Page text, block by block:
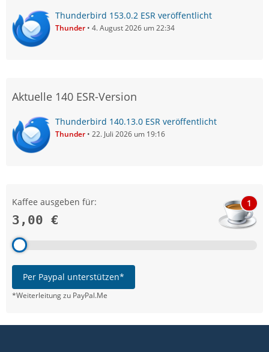
Thunderbird 153.0.2 ESR veröffentlicht
Thunder 4. August 2026 um 22:34
Aktuelle 140 ESR-Version
Thunderbird 140.13.0 ESR veröffentlicht
Thunder 22. Juli 2026 um 19:16
Kaffee ausgeben für:
3,00 €
1
Per Paypal unterstützen*
*Weiterleitung zu PayPal.Me